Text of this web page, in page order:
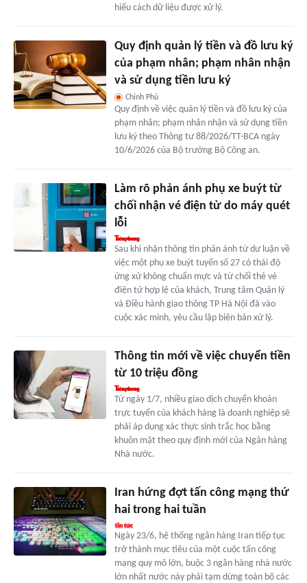
hiểu cách dữ liệu được xử lý.
Quy định quản lý tiền và đồ lưu ký
của phạm nhân; phạm nhân nhận
và sử dụng tiền lưu ký
Chính Phủ
Quy định về việc quản lý tiền và đồ lưu ký của
phạm nhân; phạm nhân nhận và sử dụng tiền
lưu ký theo Thông tư 88/2026/TT-BCA ngày
10/6/2026 của Bộ trưởng Bộ Công an.
Làm rõ phản ánh phụ xe buýt từ
chối nhận vé điện tử do máy quét
lỗi
Sau khi nhận thông tin phản ánh từ dư luận về
việc một phụ xe buýt tuyến số 27 có thái độ
ứng xử không chuẩn mực và từ chối thẻ vé
điện tử hợp lệ của khách, Trung tâm Quản lý
và Điều hành giao thông TP Hà Nội đã vào
cuộc xác minh, yêu cầu lập biên bản xử lý.
Thông tin mới về việc chuyển tiền
từ 10 triệu đồng
Từ ngày 1/7, nhiều giao dịch chuyển khoản
trực tuyến của khách hàng là doanh nghiệp sẽ
phải áp dụng xác thực sinh trắc học bằng
khuôn mặt theo quy định mới của Ngân hàng
Nhà nước.
Iran hứng đợt tấn công mạng thứ
hai trong hai tuần
Ngày 23/6, hệ thống ngân hàng Iran tiếp tục
trở thành mục tiêu của một cuộc tấn công
mạng quy mô lớn, buộc 3 ngân hàng nhà nước
lớn nhất nước này phải tạm dừng toàn bộ các